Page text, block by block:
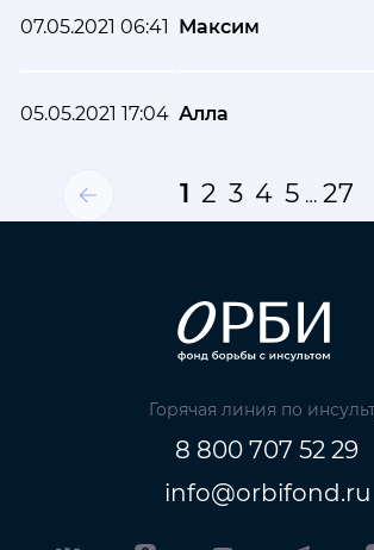
07.05.2021 06:41 Максим
05.05.2021 17:04 Алла
1 2 3 4 5 … 27
Горячая линия по
8 800 707 52 29
info@orbifond.ru